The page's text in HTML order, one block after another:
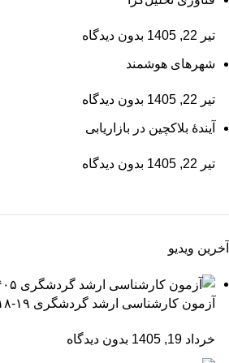
تیر 22, 1405 بدون دیدگاه
شهرهای هوشمند
تیر 22, 1405 بدون دیدگاه
آیندۀ بلاکچین در بازاریابی
تیر 22, 1405 بدون دیدگاه
آخرین ویدیو
آزمون کارشناسی ارشد گردشگری ۱۹-۱۸ تیرماه ۱۴۰۵
خرداد 19, 1405 بدون دیدگاه